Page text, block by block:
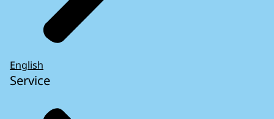
English
Service